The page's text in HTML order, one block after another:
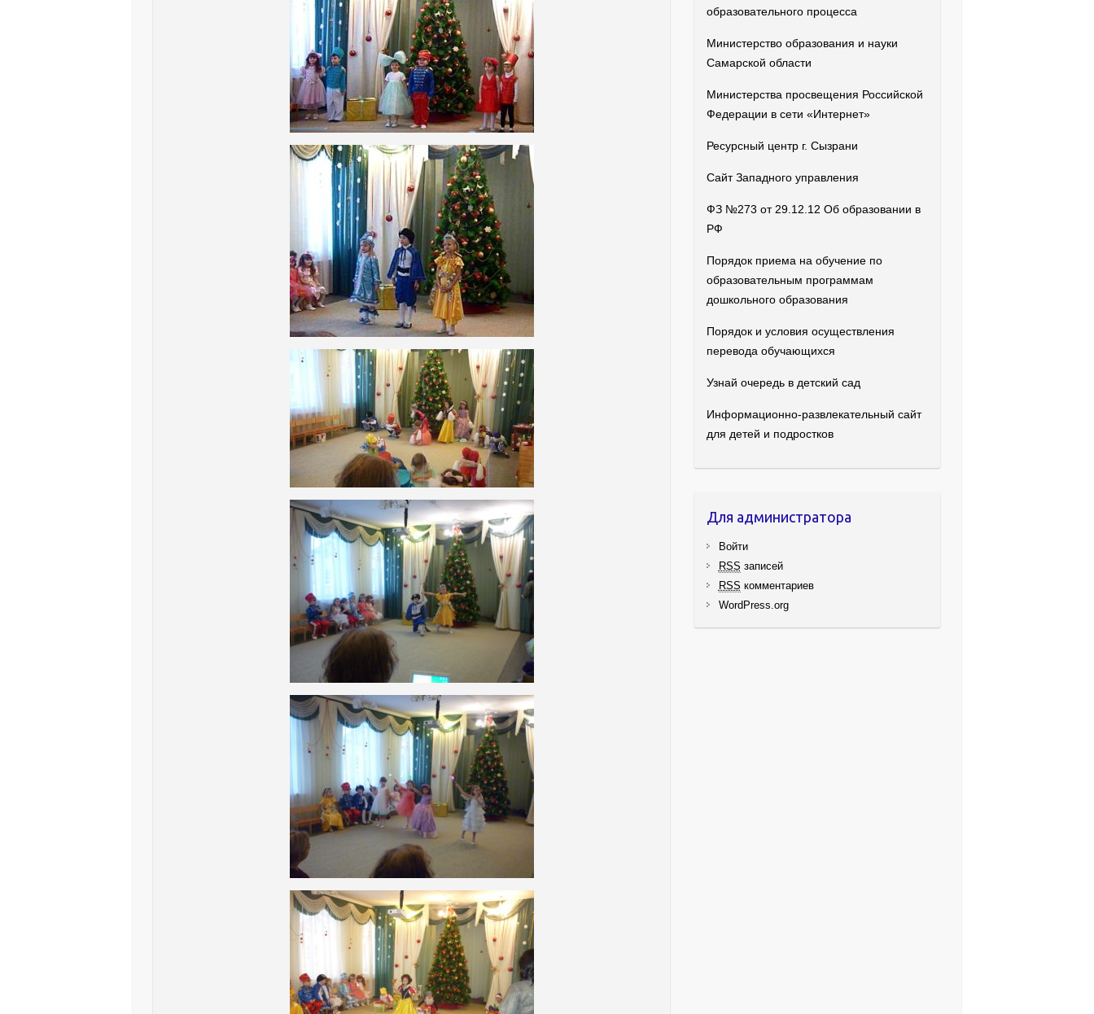
образовательного процесса
Министерство образования и науки
Самарской области
Министерства просвещения Российской
Федерации в сети «Интернет»
Ресурсный центр г. Сызрани
Сайт Западного управления
ФЗ №273 от 29.12.12 Об образовании в
РФ
Порядок приема на обучение по
образовательным программам
дошкольного образования
Порядок и условия осуществления
перевода обучающихся
Узнай очередь в детский сад
Информационно-развлекательный сайт
для детей и подростков
Для администратора
Войти
RSS записей
RSS комментариев
WordPress.org